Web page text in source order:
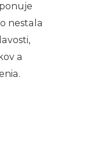
nestala
a